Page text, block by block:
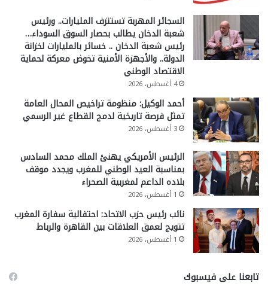
السجائر المهربة تستنزف المليارات.. ورئيس
شعبة الدخان يطالب بحصار السوق السوداء…
رئيس شعبة الدخان .. خسائر بالمليارات لخزانة
الدولة.. والأجهزة الأمنية تخوض معركة لحماية
الاقتصاد الوطني
4 أغسطس، 2026
أحمد الوكيل: منظومة تراخيص المحال العامة
تمثل فرصة تاريخية لدمج القطاع غير الرسمي
3 أغسطس، 2026
الرئيس الأمريكي يهنئ الملك محمد السادس
بمناسبة العيد الوطني للمغرب ويجدد موقف
بلاده الداعم لمغربية الصحراء
1 أغسطس، 2026
نائب رئيس حزب الاتحاد: احتفالية سفارة المغرب
تتويج لعمق العلاقات بين القاهرة والرباط
1 أغسطس، 2026
تابعنا على فيسبوك